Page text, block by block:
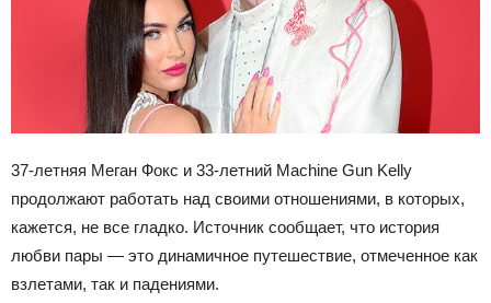
37-летняя Меган Фокс и 33-летний Machine Gun Kelly
продолжают работать над своими отношениями, в которых,
кажется, не все гладко. Источник сообщает, что история
любви пары — это динамичное путешествие, отмеченное как
взлетами, так и падениями.